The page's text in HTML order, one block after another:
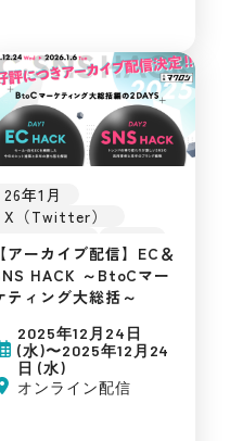
集客ノウハウ
26年1月
X（Twitter）
LINE
EC戦略
販促戦略
TikTok
最新トレンド
インフルエンサー
アーカイブ配信
楽天市場
Yahoo!ショッピング
【アーカイブ配信】EC＆
HACK ～BtoCマー
ティング大総括～
2025年12月24日
(水)〜2025年12月24
日 (水)
オンライン配信